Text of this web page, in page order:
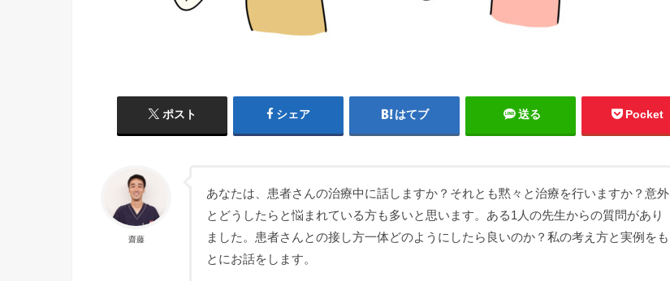
ポスト シェア はてブ 送る Pocket
齋藤
あなたは、患者さんの治療中に話しますか？それとも黙々と治療を行いますか？意外
とどうしたらと悩まれている方も多いと思います。ある1人の先生からの質問があり
ました。患者さんとの接し方一体どのようにしたら良いのか？私の考え方と実例をも
とにお話をします。